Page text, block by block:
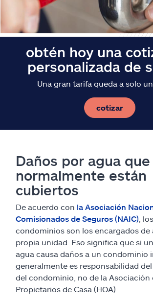
English
obtén hoy una
personalizada de
Una gran tarifa queda a solo
cotizar
Daños por agua que
normalmente están
cubiertos
De acuerdo con la Asociación
Comisionados de Seguros (NAIC) ,
condominios son los encargados de
propia unidad. Eso significa que si
agua causa daños a un condominio
generalmente es responsabilidad
del condominio, no de la Asociación
Propietarios de Casa (HOA).